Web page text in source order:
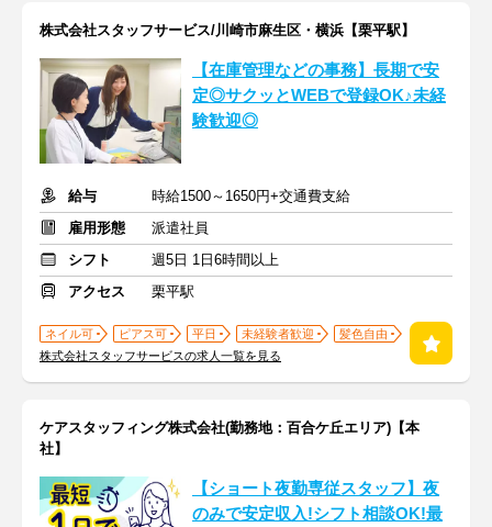
株式会社スタッフサービス/川崎市麻生区・横浜【栗平駅】
【在庫管理などの事務】長期で安
定◎サクッとWEBで登録OK♪未経
験歓迎◎
給与
時給1500～1650円+交通費支給
雇用形態
派遣社員
シフト
週5日 1日6時間以上
アクセス
栗平駅
ネイル可 ピアス可 平日 未経験者歓迎
髪色自由
株式会社スタッフサービスの求人一覧を見る
ケアスタッフィング株式会社(勤務地：百合ケ丘エリア)【本
社】
【ショート夜勤専従スタッフ】夜
のみで安定収入!シフト相談OK!最